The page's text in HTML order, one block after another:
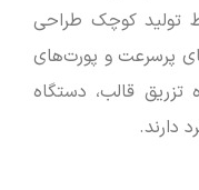
تولید کوچک طراحی
پرسرعت و پورت‌های
قالب، دستگاه
دارند.